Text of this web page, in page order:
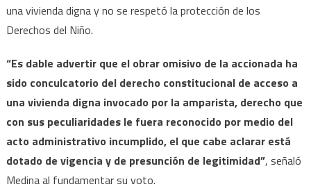
una vivienda digna y no se respetó la protección de los
Derechos del Niño.
“Es dable advertir que el obrar omisivo de la accionada ha
sido conculcatorio del derecho constitucional de acceso a
una vivienda digna invocado por la amparista, derecho que
con sus peculiaridades le fuera reconocido por medio del
acto administrativo incumplido, el que cabe aclarar está
dotado de vigencia y de presunción de legitimidad”, señaló
Medina al fundamentar su voto.